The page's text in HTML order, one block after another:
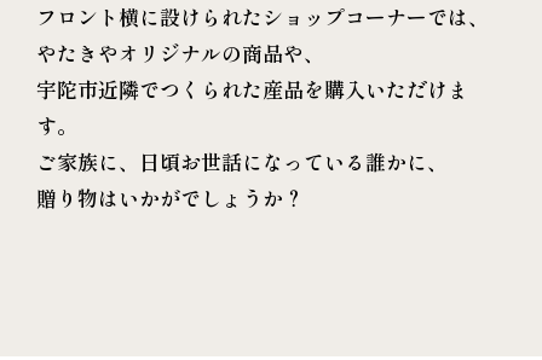
フロント横に設けられたショップコーナーでは、
やたきやオリジナルの商品や、
宇陀市近隣でつくられた産品を購入いただけま
す。
ご家族に、日頃お世話になっている誰かに、
贈り物はいかがでしょうか？